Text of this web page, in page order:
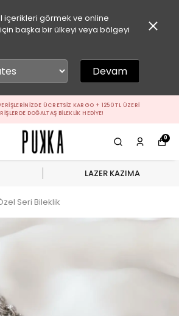
içerikleri görmek ve online
başka bir ülkeyi veya bölgeyi
Devam
ÜCRETSIZ KARGO + 1250 TL ÜZERI
DOĞALTAŞ BILEKLIK HEDIYE!
0
LAZER KAZIMA
Seri Bileklik